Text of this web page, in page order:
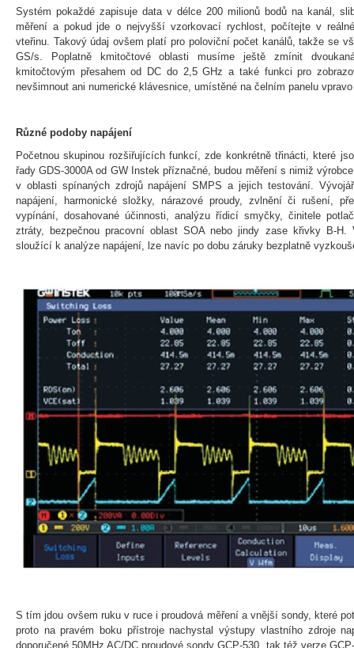
Systém pokaždé zapisuje data v délce 200 milionů bodů na kanál,
měření a pokud jde o nejvyšší vzorkovací rychlost, počítejte v
vteřinu. Takový údaj ovšem platí pro poloviční počet kanálů, takže se
GS/s. Poplatně kmitočtové oblasti musíme ještě zmínit
kmitočtovým přesahem od DC do 2,5 GHz a také funkci pro
nevšimnout ani numerické klávesnice, umístěné na čelním panelu vpravo
Různé podoby napájení
Početnou skupinou rozšiřujících funkcí, zde konkrétně třinácti, které
řady GDS-3000A od GW Instek příznačné, budou měření s nimiž
v oblasti spínaných zdrojů napájení SMPS a jejich testování.
napájení, harmonické složky, nárazové proudy, zvlnění či rušení,
vypínání, dosahované účinnosti, analýzu řídicí smyčky, činitele
ztráty, bezpečnou pracovní oblast SOA nebo jindy zase křivky B-H.
sloužící k analýze napájení, lze navíc po dobu záruky bezplatně
S tím jdou ovšem ruku v ruce i proudová měření a vnější sondy, které
proto na pravém boku přístroje nachystal výstupy vlastního zdroje
doporučené 50MHz AC/DC proudové sondy GCP-530, tak též verze